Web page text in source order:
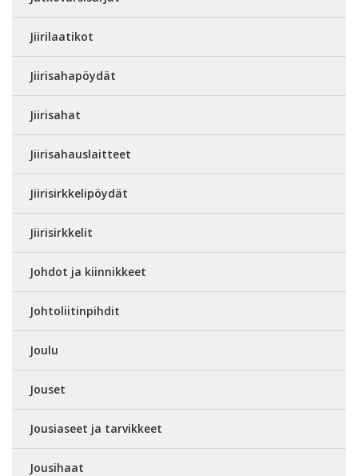
Jiirilaatikot
Jiirisahapöydät
Jiirisahat
Jiirisahauslaitteet
Jiirisirkkelipöydät
Jiirisirkkelit
Johdot ja kiinnikkeet
Johtoliitinpihdit
Joulu
Jouset
Jousiaseet ja tarvikkeet
Jousihaat